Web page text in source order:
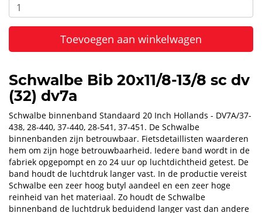
Toevoegen aan winkelwagen
Schwalbe Bib 20x11/8-13/8 sc dv
(32) dv7a
Schwalbe binnenband Standaard 20 Inch Hollands - DV7A/37-
438, 28-440, 37-440, 28-541, 37-451. De Schwalbe
binnenbanden zijn betrouwbaar. Fietsdetaillisten waarderen
hem om zijn hoge betrouwbaarheid. Iedere band wordt in de
fabriek opgepompt en zo 24 uur op luchtdichtheid getest. De
band houdt de luchtdruk langer vast. In de productie vereist
Schwalbe een zeer hoog butyl aandeel en een zeer hoge
reinheid van het materiaal. Zo houdt de Schwalbe
binnenband de luchtdruk beduidend langer vast dan andere